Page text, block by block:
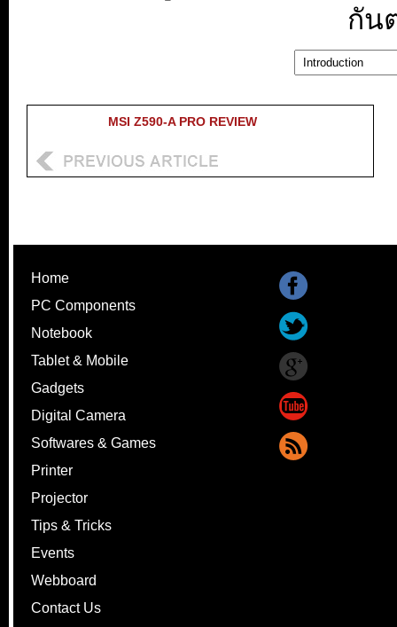
กัน
MSI Z590-A PRO REVIEW
Home
PC Components
Notebook
Tablet & Mobile
Gadgets
Digital Camera
Softwares & Games
Printer
Projector
Tips & Tricks
Events
Webboard
Contact Us